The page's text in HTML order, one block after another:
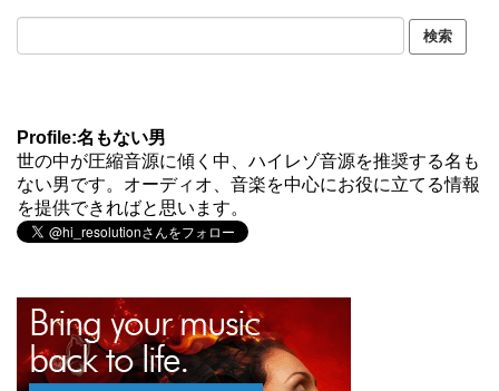
Profile:名もない男
世の中が圧縮音源に傾く中、ハイレゾ音源を推奨する名も
ない男です。オーディオ、音楽を中心にお役に立てる情報
を提供できればと思います。